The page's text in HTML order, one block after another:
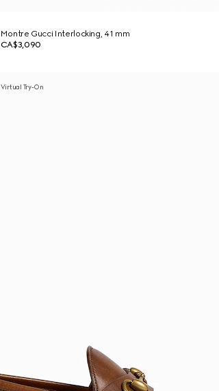
Montre Gucci Interlocking, 41 mm
CA$3,090
Virtual Try-On